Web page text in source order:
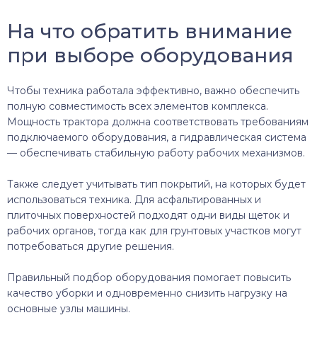
На что обратить внимание
при выборе оборудования
Чтобы техника работала эффективно, важно обеспечить
полную совместимость всех элементов комплекса.
Мощность трактора должна соответствовать требованиям
подключаемого оборудования, а гидравлическая система
— обеспечивать стабильную работу рабочих механизмов.
Также следует учитывать тип покрытий, на которых будет
использоваться техника. Для асфальтированных и
плиточных поверхностей подходят одни виды щеток и
рабочих органов, тогда как для грунтовых участков могут
потребоваться другие решения.
Правильный подбор оборудования помогает повысить
качество уборки и одновременно снизить нагрузку на
основные узлы машины.